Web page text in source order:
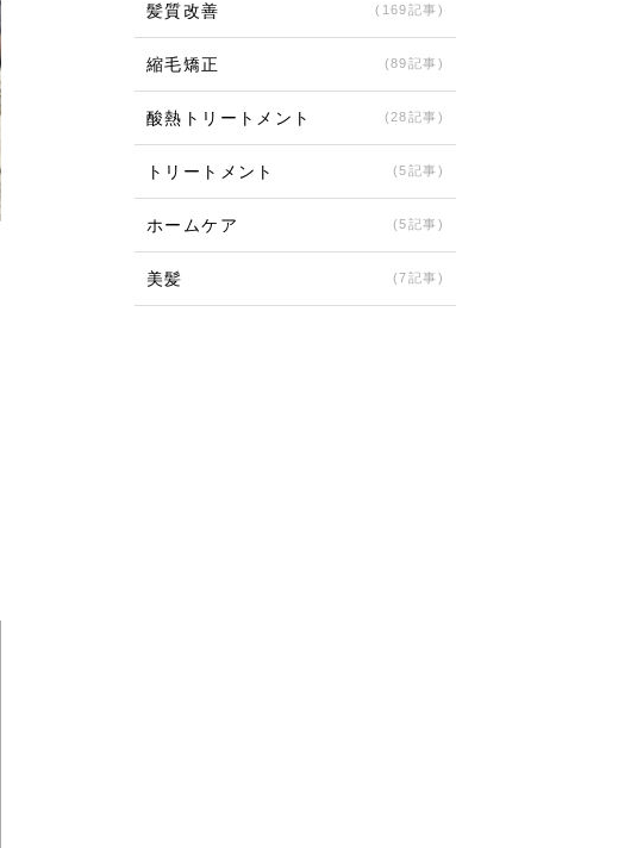
髪質改善 (169記事)
縮毛矯正 (89記事)
酸熱トリートメント (28記事)
トリートメント (5記事)
ホームケア (5記事)
美髪 (7記事)